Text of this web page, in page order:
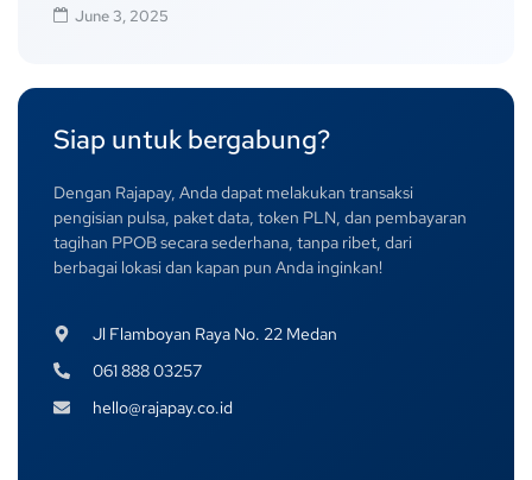
June 3, 2025
Siap untuk bergabung?
Dengan Rajapay, Anda dapat melakukan transaksi
pengisian pulsa, paket data, token PLN, dan pembayaran
tagihan PPOB secara sederhana, tanpa ribet, dari
berbagai lokasi dan kapan pun Anda inginkan!
Jl Flamboyan Raya No. 22 Medan
061 888 03257
hello@rajapay.co.id